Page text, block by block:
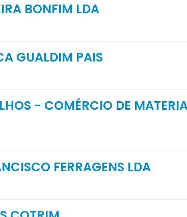
BONFIM LDA
GUALDIM PAIS
- COMÉRCIO DE
FERRAGENS LDA